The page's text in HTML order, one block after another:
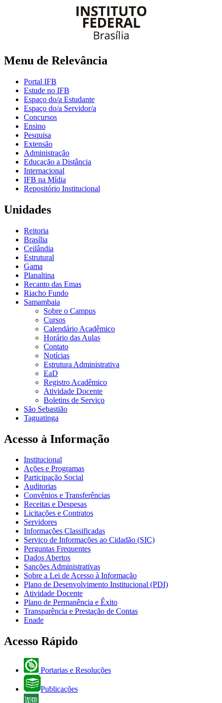
Menu de Relevância
Portal IFB
Estude no IFB
Espaço do/a Estudante
Espaço do/a Servidor/a
Concursos
Ensino
Pesquisa
Extensão
Administração
Educação a Distância
Internacional
IFB na Mídia
Repositório Institucional
Unidades
Reitoria
Brasília
Ceilândia
Estrutural
Gama
Planaltina
Recanto das Emas
Riacho Fundo
Samambaia
Sobre o Campus
Cursos
Calendário Acadêmico
Horário das Aulas
Contato
Notícias
Estrutura Administrativa
EaD
Registro Acadêmico
Atividade Docente
Boletins de Serviço
São Sebastião
Taguatinga
Acesso à Informação
Institucional
Ações e Programas
Participação Social
Auditorias
Convênios e Transferências
Receitas e Despesas
Licitações e Contratos
Servidores
Informações Classificadas
Serviço de Informações ao Cidadão (SIC)
Perguntas Frequentes
Dados Abertos
Sanções Administrativas
Sobre a Lei de Acesso à Informação
Plano de Desenvolvimento Institucional (PDI)
Atividade Docente
Plano de Permanência e Êxito
Transparência e Prestação de Contas
Enade
Acesso Rápido
Portarias e Resoluções
Publicações